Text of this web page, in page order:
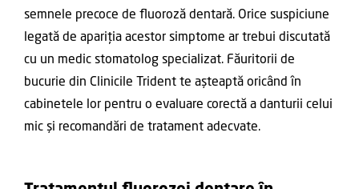
semnele precoce de fluoroză dentară. Orice suspiciune
legată de apariția acestor simptome ar trebui discutată
cu un medic stomatolog specializat. Făuritorii de
bucurie din Clinicile Trident te așteaptă oricând în
cabinetele lor pentru o evaluare corectă a danturii celui
mic și recomandări de tratament adecvate.